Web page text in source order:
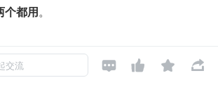
个都用。
gRPC，享受低延迟、高吞吐、强类型契
API 用 REST，保持最大的兼容性和最
交流    